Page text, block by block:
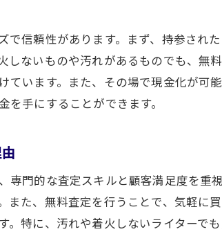
由：高評価の接客対応
静岡店の信頼の実績
いを知る
とアクセスの良さ
ライター査定静岡市での高価買取テクニ
士が持つ専門知識
セスを公開！
ための具体的なアドバイス
信頼性があります。まず、持参され
ないものや汚れがあるものでも、無
います。また、その場で現金化が可
手にすることができます。
門的な査定スキルと顧客満足度を重
た、無料査定を行うことで、気軽に
特に、汚れや着火しないライターで